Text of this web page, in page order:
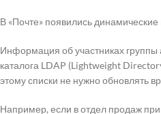
В «Почте» появились
Информация об участниках группы
каталога LDAP (Lightweight
этому списки не нужно обновлять
Например, если в отдел продаж